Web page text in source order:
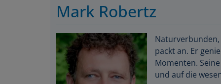
Mark Robertz
Naturverbunden,
packt an. Er
Momenten.
und auf die